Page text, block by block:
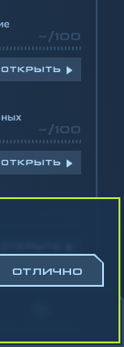
-/100
ОТКРЫТЬ
-/100
ОТКРЫТЬ
ОТЛИЧНО